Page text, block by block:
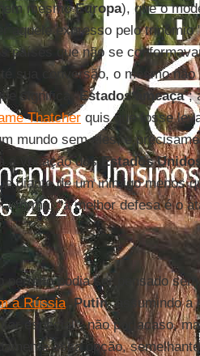
mesmoEuropa), que o
aquele expresso pelo trinômio
países que não se
sua conversão, o mesmo
significa “Estados ameaça”;
Thatcherquis que fosse
mundo sem eles, e
a vocação dos Estados Unidos
diante de um inimigo menos
forma, “a melhor defesa é o
perfeito podia ser pensado
a Rússia.Putin, assumindo a
especial", não por acaso,
essa opção,